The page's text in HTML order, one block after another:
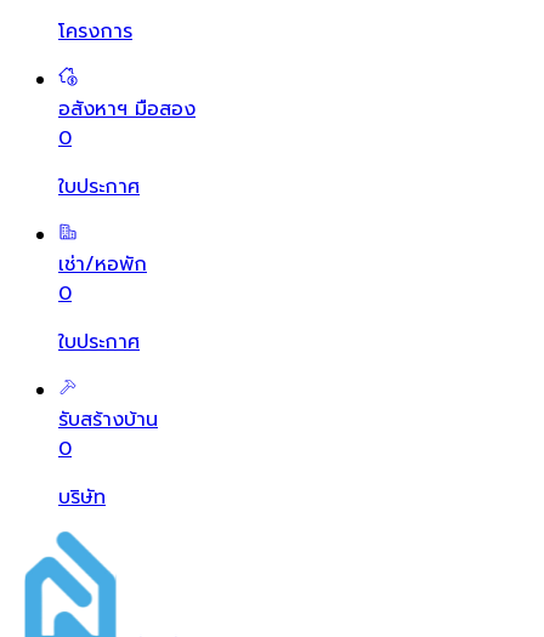
โครงการ
อสังหาฯ มือสอง
0
ใบประกาศ
เช่า/หอพัก
0
ใบประกาศ
รับสร้างบ้าน
0
บริษัท